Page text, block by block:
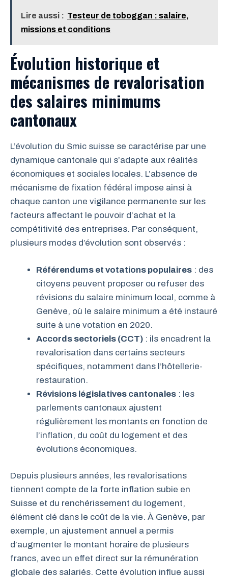
Lire aussi : Testeur de toboggan : salaire,
missions et conditions
Évolution historique et
mécanismes de revalorisation
des salaires minimums
cantonaux
L’évolution du Smic suisse se caractérise par une
dynamique cantonale qui s’adapte aux réalités
économiques et sociales locales. L’absence de
mécanisme de fixation fédéral impose ainsi à
chaque canton une vigilance permanente sur les
facteurs affectant le pouvoir d’achat et la
compétitivité des entreprises. Par conséquent,
plusieurs modes d’évolution sont observés :
Référendums et votations populaires : des
citoyens peuvent proposer ou refuser des
révisions du salaire minimum local, comme à
Genève, où le salaire minimum a été instauré
suite à une votation en 2020.
Accords sectoriels (CCT) : ils encadrent la
revalorisation dans certains secteurs
spécifiques, notamment dans l’hôtellerie-
restauration.
Révisions législatives cantonales : les
parlements cantonaux ajustent
régulièrement les montants en fonction de
l’inflation, du coût du logement et des
évolutions économiques.
Depuis plusieurs années, les revalorisations
tiennent compte de la forte inflation subie en
Suisse et du renchérissement du logement,
élément clé dans le coût de la vie. À Genève, par
exemple, un ajustement annuel a permis
d’augmenter le montant horaire de plusieurs
francs, avec un effet direct sur la rémunération
globale des salariés. Cette évolution influe aussi